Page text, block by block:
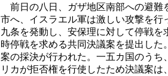
前日の八日、ガザ地区南部への避難
市へ、イスラエル軍は激しい攻撃を
九条を発動し、安保理に対して停戦
時停戦を求める共同決議案を提出し
案の採決が行われた。一五カ国のう
リカが拒否権を行使したため決議案は